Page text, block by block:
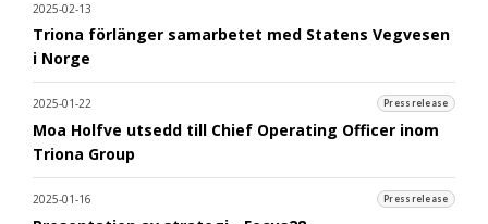
2025-02-13
Triona förlänger samarbetet med Statens Vegvesen
i Norge
2025-01-22 Pressrelease
Moa Holfve utsedd till Chief Operating Officer inom
Triona Group
2025-01-16 Pressrelease